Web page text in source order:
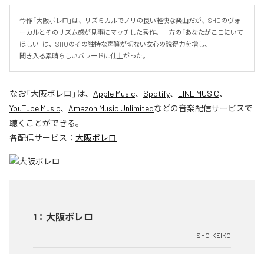
今作「大阪ボレロ」は、リズミカルでノリの良い軽快な楽曲だが、SHOのヴォ
ーカルとそのリズム感が見事にマッチした秀作。一方の「あなたがここにいて
ほしい」は、SHOのその独特な声質が切ない女心の説得力を増し、
聞き入る素晴らしいバラードに仕上がった。
なお「大阪ボレロ 」は、 Apple Music、 Spotify、 LINE MUSIC、
YouTube Music、 Amazon Music Unlimitedなどの音楽配信サービスで
聴くことができる。
各配信サービス： 大阪ボレロ
1 ： 大阪ボレロ
SHO-KEIKO